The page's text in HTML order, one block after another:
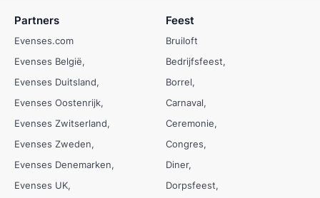
Partners
Evenses.com
Evenses België
Evenses Duitsland
Evenses Oostenrijk
Evenses Zwitserland
Evenses Zweden
Evenses Denemarken
Evenses UK
Feest
Bruiloft
Bedrijfsfeest
Borrel
Carnaval
Ceremonie
Congres
Diner
Dorpsfeest